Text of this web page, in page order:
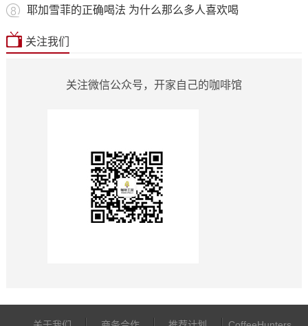
耶加雪菲的正确喝法 为什么那么多人喜欢喝
关注我们
关注微信公众号，开家自己的咖啡馆